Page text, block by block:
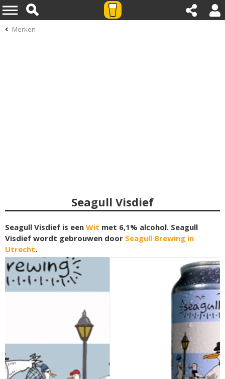
Merken
Seagull Visdief
Seagull Visdief is een Wit met 6,1% alcohol. Seagull
Visdief wordt gebrouwen door Seagull Brewing in
Utrecht.